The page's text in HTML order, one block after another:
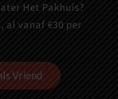
Het Pakhuis?
al vanaf €30 per
Vriend